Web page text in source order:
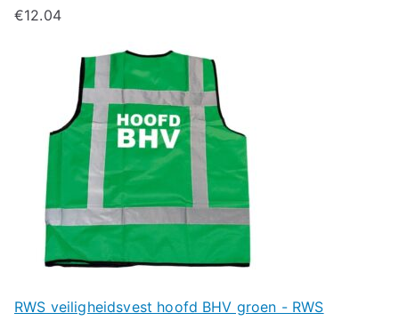
€12.04
RWS veiligheidsvest hoofd BHV groen - RWS